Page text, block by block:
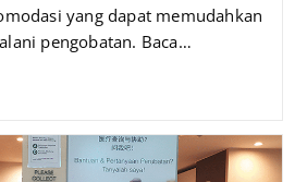
yang dapat memudahkan
pengobatan. Baca…